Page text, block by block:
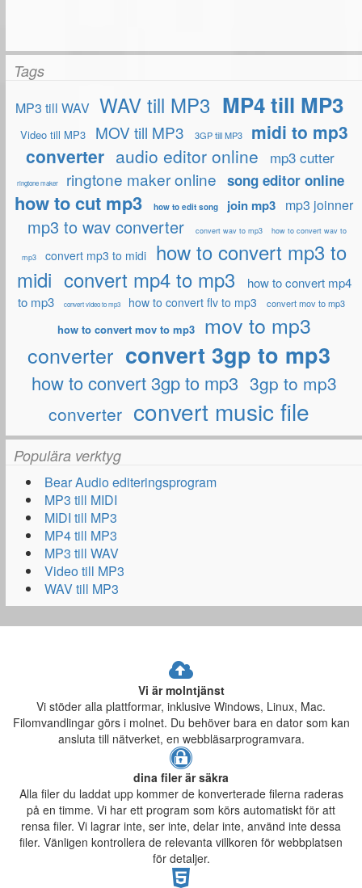
Tags
MP3 till WAV WAV till MP3 MP4 till MP3
Video till MP3 MOV till MP3 3GP till MP3
midi to mp3
converter audio editor online mp3 cutter
ringtone maker ringtone maker online song editor online
how to cut mp3 how to edit song join mp3 mp3 joinner
mp3 to wav converter convert wav to mp3 how to convert wav to
mp3 convert mp3 to midi
how to convert mp3 to
midi convert mp4 to mp3
how to convert mp4
to mp3
convert video to mp3 how to convert flv to mp3 convert mov to mp3
how to convert mov to mp3
mov to mp3
converter convert 3gp to mp3
how to convert 3gp to mp3 3gp to mp3
converter convert music file
Populära verktyg
Bear Audio editeringsprogram
MP3 till MIDI
MIDI till MP3
MP4 till MP3
MP3 till WAV
Video till MP3
WAV till MP3
Vi är molntjänst
Vi stöder alla plattformar, inklusive Windows, Linux, Mac.
Filomvandlingar görs i molnet. Du behöver bara en dator som kan
ansluta till nätverket, en webbläsarprogramvara.
dina filer är säkra
Alla filer du laddat upp kommer de konverterade filerna raderas
på en timme. Vi har ett program som körs automatiskt för att
rensa filer. Vi lagrar inte, ser inte, delar inte, använd inte dessa
filer. Vänligen kontrollera de relevanta villkoren för webbplatsen
för detaljer.